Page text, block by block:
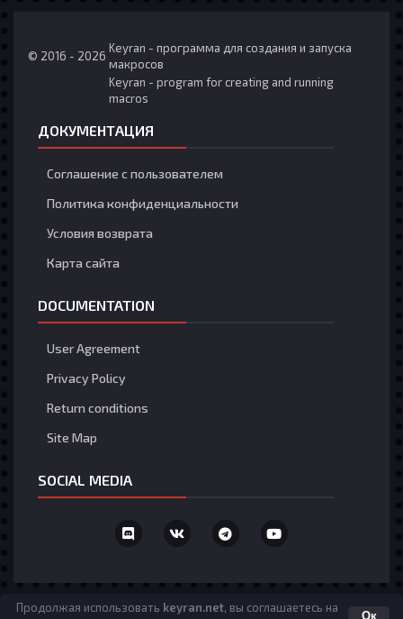
© 2016 - 2026
Keyran - программа для создания и запуска
макросов
Keyran - program for creating and running
macros
ДОКУМЕНТАЦИЯ
Соглашение с пользователем
Политика конфиденциальности
Условия возврата
Карта сайта
DOCUMENTATION
User Agreement
Privacy Policy
Return conditions
Site Map
SOCIAL MEDIA
Язык Политика конфиденциальности